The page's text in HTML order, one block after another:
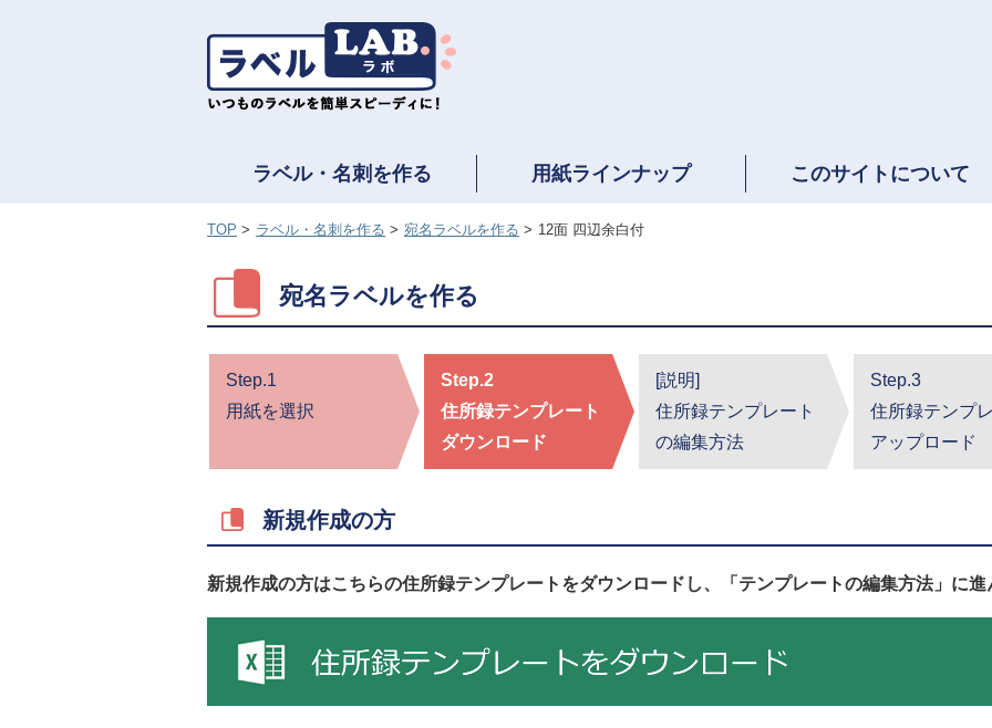
ラベル・名刺を作る 用紙ラインナップ このサイトについて
TOP ラベル・名刺を作る 宛名ラベルを作る 12面 四辺余白付
宛名ラベルを作る
Step.1
用紙を選択
Step.2
住所録テンプレート
ダウンロード
[説明]
住所録テンプレート
の編集方法
Step.3
住所録テンプ
アップロード
新規作成の方
新規作成の方はこちらの住所録テンプレートをダウンロードし、「テンプレートの編集方法」に進